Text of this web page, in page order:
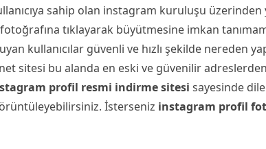
sahip olan instagram kuruluşu üzerinden
tıklayarak büyütmesine imkan
kullanıcılar güvenli ve hızlı şekilde nereden
sitesi bu alanda en eski ve güvenilir
profil resmi indirme sitesi sayesinde
İsterseniz instagram profil